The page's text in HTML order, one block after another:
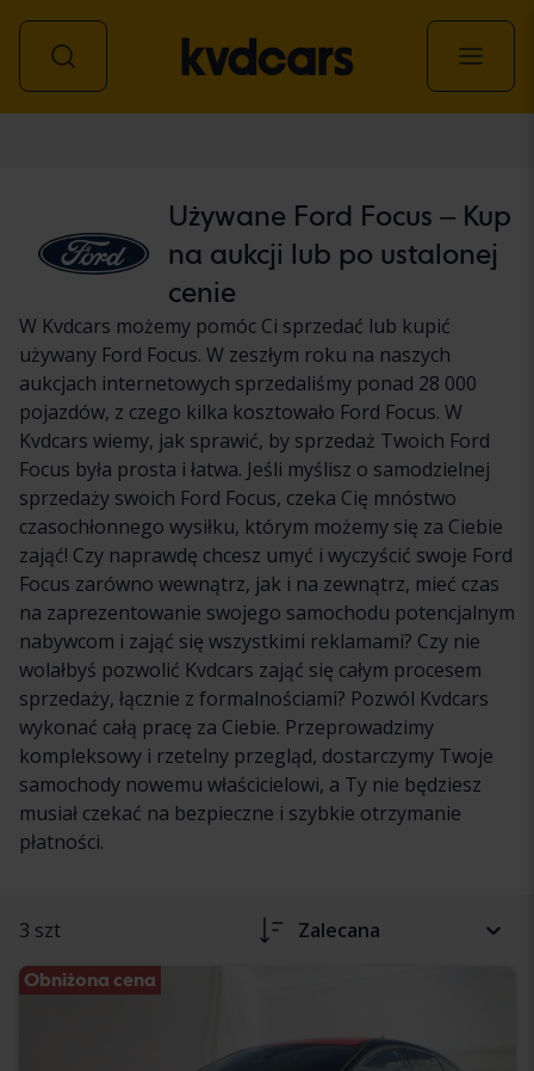
Używane Ford Focus – Kup
na aukcji lub po ustalonej
cenie
W Kvdcars możemy pomóc Ci sprzedać lub kupić
używany Ford Focus. W zeszłym roku na naszych
aukcjach internetowych sprzedaliśmy ponad 28 000
pojazdów, z czego kilka kosztowało Ford Focus. W
Kvdcars wiemy, jak sprawić, by sprzedaż Twoich Ford
Focus była prosta i łatwa. Jeśli myślisz o samodzielnej
sprzedaży swoich Ford Focus, czeka Cię mnóstwo
czasochłonnego wysiłku, którym możemy się za Ciebie
zająć! Czy naprawdę chcesz umyć i wyczyścić swoje Ford
Focus zarówno wewnątrz, jak i na zewnątrz, mieć czas
na zaprezentowanie swojego samochodu potencjalnym
nabywcom i zająć się wszystkimi reklamami? Czy nie
wolałbyś pozwolić Kvdcars zająć się całym procesem
sprzedaży, łącznie z formalnościami? Pozwól Kvdcars
wykonać całą pracę za Ciebie. Przeprowadzimy
kompleksowy i rzetelny przegląd, dostarczymy Twoje
samochody nowemu właścicielowi, a Ty nie będziesz
musiał czekać na bezpieczne i szybkie otrzymanie
płatności.
3 szt Zalecana
Obniżona cena